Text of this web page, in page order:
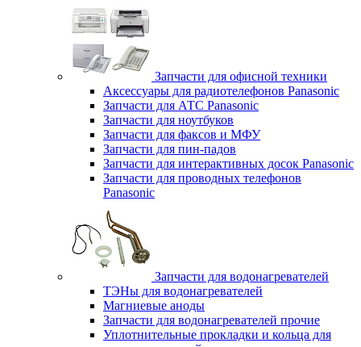
Запчасти для офисной техники
Аксессуары для радиотелефонов Panasonic
Запчасти для АТС Panasonic
Запчасти для ноутбуков
Запчасти для факсов и МФУ
Запчасти для пин-падов
Запчасти для интерактивных досок Panasonic
Запчасти для проводных телефонов
Panasonic
Запчасти для водонагревателей
ТЭНы для водонагревателей
Магниевые аноды
Запчасти для водонагревателей прочие
Уплотнительные прокладки и кольца для